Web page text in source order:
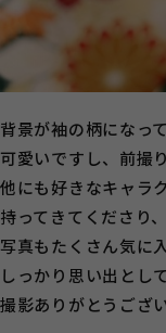
背景が袖の柄になっ
可愛いですし、前撮
他にも好きなキャラ
持ってきてくださり
写真もたくさん気に
しっかり思い出と
撮影ありがとうござ